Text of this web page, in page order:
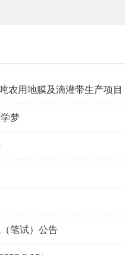
农用地膜及滴灌带生产项
梦
笔试）公告